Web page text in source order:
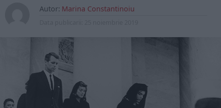
Autor: Marina Constantinoiu